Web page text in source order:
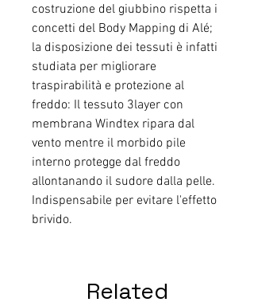
costruzione del giubbino rispetta i
concetti del Body Mapping di Alé;
la disposizione dei tessuti è infatti
studiata per migliorare
traspirabilità e protezione al
freddo: Il tessuto 3layer con
membrana Windtex ripara dal
vento mentre il morbido pile
interno protegge dal freddo
allontanando il sudore dalla pelle.
Indispensabile per evitare l'effetto
brivido.
Related